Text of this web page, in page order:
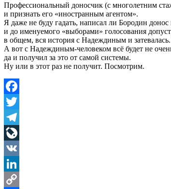
Профессиональный доносчик (с многолетним
и признать его «иностранным агентом».
Я даже не буду гадать, написал ли Бородин
и до именуемого «выборами» голосования
в общем, вся история с Надеждиным и
А вот с Надеждиным-человеком всё будет не
да и получил за это от самой системы.
Ну или в этот раз не получит. Посмотрим.
Facebook
Twitter
Telegram
LiveJournal
VK
LinkedIn